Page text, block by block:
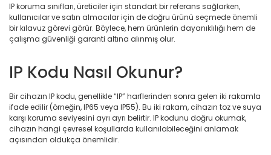
IP koruma sınıfları, üreticiler için standart bir referans sağlarken,
kullanıcılar ve satın almacılar için de doğru ürünü seçmede önemli
bir kılavuz görevi görür. Böylece, hem ürünlerin dayanıklılığı hem de
çalışma güvenliği garanti altına alınmış olur.
IP Kodu Nasıl Okunur?
Bir cihazın IP kodu, genellikle “IP” harflerinden sonra gelen iki rakamla
ifade edilir (örneğin, IP65 veya IP55). Bu iki rakam, cihazın toz ve suya
karşı koruma seviyesini ayrı ayrı belirtir. IP kodunu doğru okumak,
cihazın hangi çevresel koşullarda kullanılabileceğini anlamak
açısından oldukça önemlidir.